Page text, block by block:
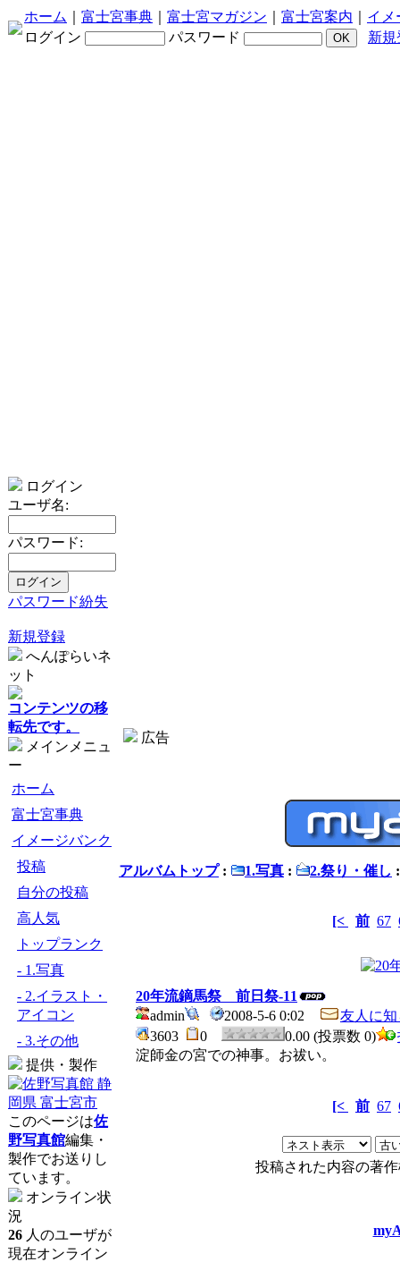
ホーム 富士宮事典 富士宮マガジン 富士宮案内
イメ
ログイン
パスワード 新規
ログイン
ユーザ名:
パスワード:
パスワード紛失
新規登録
へんぽらいネ
ット
コンテンツの移
転先です。
メインメニュ
ー
ホーム
富士宮事典
イメージバンク
投稿
自分の投稿
高人気
トップランク
- 1.写真
- 2.イラスト・
アイコン
- 3.その他
提供・製作
このページは佐
野写真館編集・
製作でお送りし
ています。
オンライン状
況
26 人のユーザが
現在オンライン
広告
アルバムトップ: 1.写真 : 2.祭り・催し
[< 前 67
20年流鏑馬祭 前日祭-11
admin
2008-5-6 0:02
友人に
3603
0 0.00 (投票数 0)
淀師金の宮での神事。お祓い。
[< 前 67
投稿された内容の著